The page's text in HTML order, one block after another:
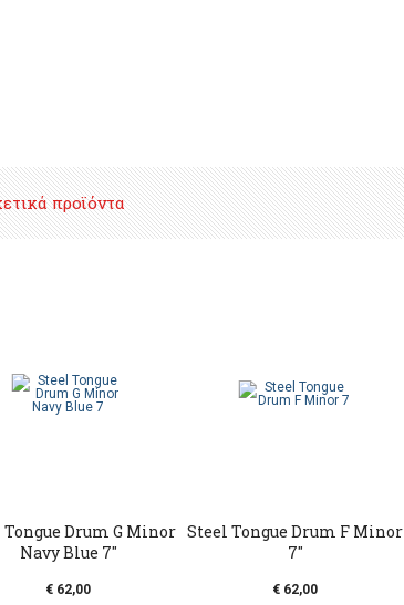
προϊόντα
Tongue Drum G Minor
Νavy Blue 7"
€ 62,00
Steel Tongue Drum F Minor
7"
€ 62,00